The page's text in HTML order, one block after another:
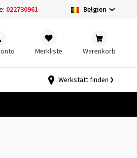
022730961 Belgien
Merkliste Warenkorb
Werkstatt finden